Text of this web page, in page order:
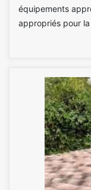
équipements
appropriés pour